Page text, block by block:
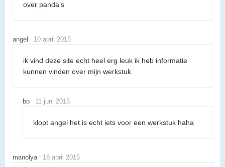
over panda’s
angel 10 april 2015
ik vind deze site echt heel erg leuk ik heb informatie
kunnen vinden over mijn werkstuk
bo 11 juni 2015
klopt angel het is echt iets voor een werkstuk haha
manolya 18 april 2015